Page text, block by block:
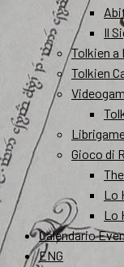
Il
Tolkien a
Tolkien
Gioco di
Lo
Lo
Calendario
ENG